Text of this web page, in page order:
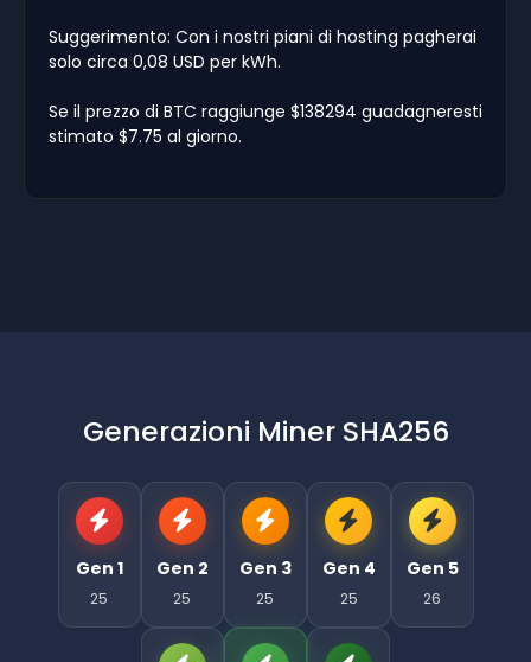
Suggerimento: Con i nostri piani di hosting pagherai
solo circa 0,08 USD per kWh.
Se il prezzo di BTC raggiunge $138294 guadagneresti
stimato $7.75 al giorno.
Generazioni Miner SHA256
Gen 1
25
Gen 2
25
Gen 3
25
Gen 4
25
Gen 5
26